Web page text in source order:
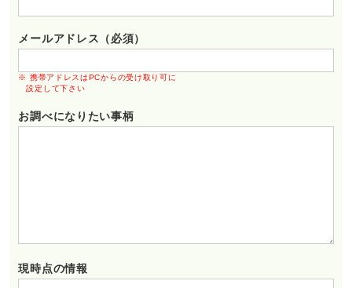
メールアドレス（必須）
※ 携帯アドレスはPCからの受け取り可に
設定して下さい
お調べになりたい事柄
現時点の情報